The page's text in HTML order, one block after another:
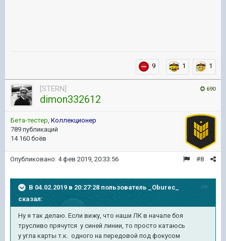
9 1 1
690
[STERN]
dimon332612
Бета-тестер Коллекционер
789 публикаций
14 160 боёв
#8
Опубликовано: 4 фев 2019, 20:33:56
В 04.02.2019 в 20:27:28 пользователь
_Oburec_
сказал:
Ну я так делаю. Если вижу, что наши ЛК в начале боя
трусливо прячутся у синей линии, то просто катаюсь
у угла карты т.к. одного на передовой под фокусом